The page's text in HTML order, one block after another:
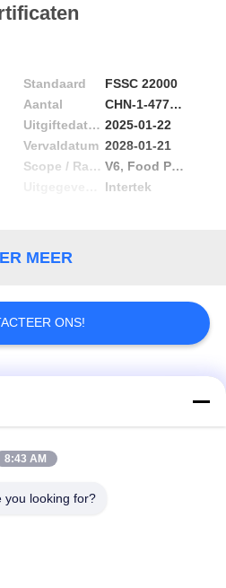
Standaard
FSSC 22000
Aantal
CHN-1-4777-558837
Uitgiftedatum 2025-01-22
Vervaldatum 2028-01-21
Scope / Range
V6, Food Packaging Material
Intertek
MEER
ONS!
Plastic Kruidkruik
8:43 AM
you looking for?